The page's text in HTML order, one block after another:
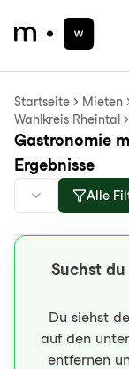
Startseite Mieten
Wahlkreis Rheintal
Gastronomie
Ergebnisse
Alle
Suchst
Du siehst
auf den
entfernen